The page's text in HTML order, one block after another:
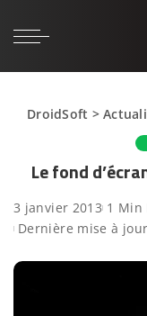
DroidSoft >
Le fond
3 janvier 2013 1 Min
Dernière mise à